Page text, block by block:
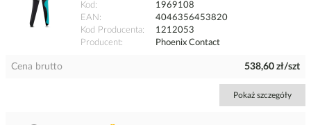
Kod
1969108
EAN
4046356453820
Kod Producenta
1212053
Producent
Phoenix Contact
Cena brutto 538,60 zł/szt
Pokaż szczegóły